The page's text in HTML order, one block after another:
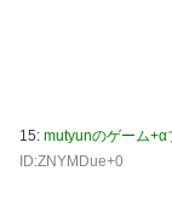
15: mutyunのゲーム+α
ID:ZNYMDue+0